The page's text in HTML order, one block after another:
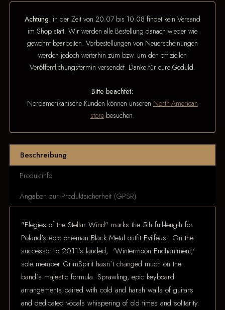
Achtung: in der Zeit von 20.07 bis 10.08 findet kein Versand
im Shop statt. Wir werden alle Bestellung danach wieder wie
gewohnt bearbeiten. Vorbestellungen von Neuerscheinungen
werden jedoch weiterhin zum bzw. um den offiziellen
Veröffentlichungstermin versendet. Danke für eure Geduld.
Bitte beachtet:
Nordamerikanische Kunden können unseren North-American
storebesuchen.
Beschreibung
Produktinfo
Angaben zur Produktsicherheit (GPSR)
"Elegies of the Stellar Wind" marks the 5th full-length for
Poland's epic one-man Black Metal outfit Evilfeast. On the
successor to 2011's lauded, 'Wintermoon Enchantment,'
sole member GrimSpirit hasn`t changed much on the
band`s majestic formula. Sprawling, epic keyboard
arrangements paired with cold and harsh walls of guitars
and dedicated vocals whispering of old times and solitarity.